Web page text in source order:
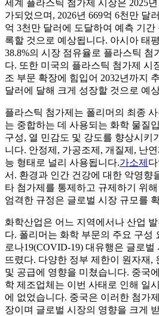
세계 플라스틱 첨가제 시장은 2025
가되었으며, 2026년 669억 6천만 달
억 3천만 달러에 도달하여 예측 기간
록할 것으로 예상됩니다. 아시아 태
38.8%의 시장 점유율로 플라스틱 첨
다. 또한 미국의 플라스틱 첨가제 시
조 부문 확장에 힘입어 2032년까지
달러에 달해 크게 성장할 것으로 예
플라스틱 첨가제는 폴리머의 최종
는 중합하는 데 사용되는 화학 물질
구성, 열 민감도 및 강도를 향상시키
니다. 안정제, 가공조제, 개질제, 난
능 형태로 널리 사용됩니다.가소제
서. 환경과 인간 건강에 대한 악영향
타 첨가제를 통제하고 규제하기 위
엄격한 규정은 글로벌 시장 규모를
화학산업은 어느 지역에서나 산업
다. 폴리머는 화학 부문의 주요 구성
로나19(COVID-19) 대유행은 글로
뜨렸다. 다양한 정부 제한이 원자재,
및 공급에 영향을 미쳤습니다. 중국
학 제조업체는 이번 사태로 인해 일
에 없었습니다. 중국은 이러한 첨가
장이며 글로벌 시장의 영향을 크게